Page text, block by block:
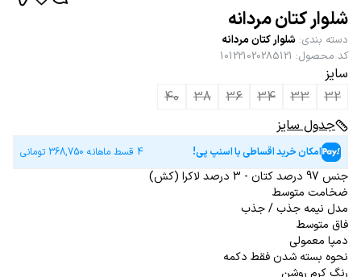
شلوار کتان مردانه
دسته بندی: شلوار کتان مردانه
کد محصول:
101221020285121
سایز
32
33
34
36
38
40
جدول سایز
امکان خرید اقساطی با اسنپ پی! 4 قسط ماهانه 368,750 تومانی
جنس 97 درصد کتان - 3 درصد لاکرا (کش)
ضخامت متوسط
مدل نیمه جذب / جذب
فاق متوسط
دمپا معمولی
نحوه بسته شدن فقط دکمه
رنگ کرم روشن